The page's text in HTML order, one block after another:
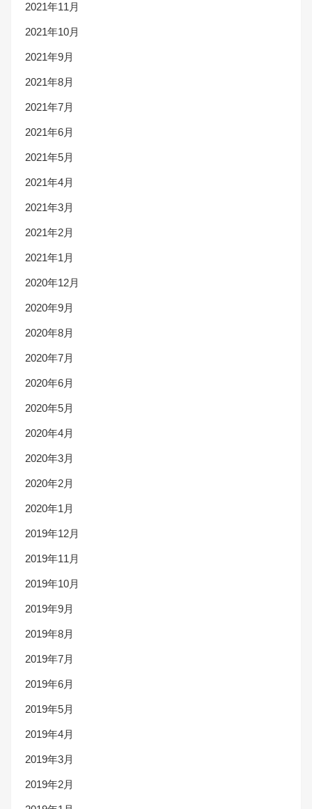
2021年11月
2021年10月
2021年9月
2021年8月
2021年7月
2021年6月
2021年5月
2021年4月
2021年3月
2021年2月
2021年1月
2020年12月
2020年9月
2020年8月
2020年7月
2020年6月
2020年5月
2020年4月
2020年3月
2020年2月
2020年1月
2019年12月
2019年11月
2019年10月
2019年9月
2019年8月
2019年7月
2019年6月
2019年5月
2019年4月
2019年3月
2019年2月